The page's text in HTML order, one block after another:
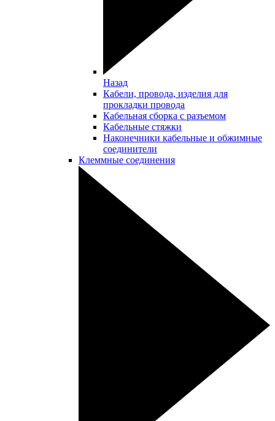
Назад
Кабели, провода, изделия для
прокладки провода
Кабельная сборка с разъемом
Кабельные стяжки
Наконечники кабельные и обжимные
соединители
Клеммные соединения